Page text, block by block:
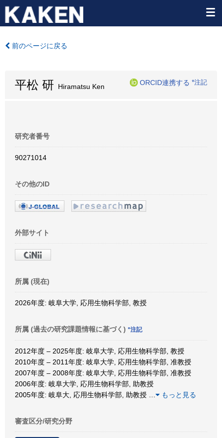
前のページに戻る
平松 研 Hiramatsu Ken
ORCID連携する *注記
研究者番号
90271014
その他のID
外部サイト
所属 (現在)
2026年度: 岐阜大学, 応用生物科学部, 教授
所属 (過去の研究課題情報に基づく) *注記
2012年度 – 2025年度: 岐阜大学, 応用生物科学部, 教授
2010年度 – 2011年度: 岐阜大学, 応用生物科学部, 准教授
2007年度 – 2008年度: 岐阜大学, 応用生物科学部, 准教授
2006年度: 岐阜大学, 応用生物科学部, 助教授
2005年度: 岐阜大, 応用生物科学部, 助教授
もっと見る
審査区分/研究分野